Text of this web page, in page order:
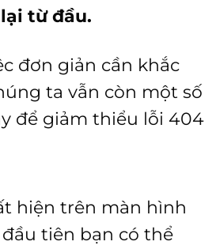
từ đầu.
đơn giản cần khắc
ta vẫn còn một số
để giảm thiểu lỗi 404
hiện trên màn hình
tiên bạn có thể